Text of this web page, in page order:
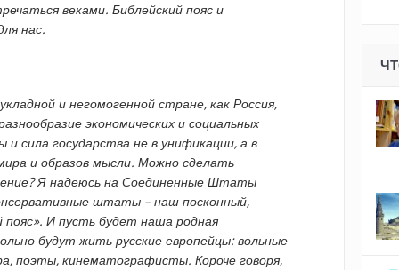
веками. Библейский пояс и
нас.
и негомогенной стране, как Россия,
экономических и социальных
и сила государства не в унификации, а в
и образов мысли. Можно сделать
Я надеюсь на Соединенные Штаты
штаты – наш посконный,
пояс». И пусть будет наша родная
будут жить русские европейцы: вольные
поэты, кинематографисты. Короче говоря,